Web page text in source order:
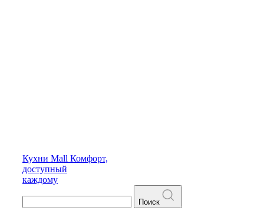
Кухни Mall Комфорт,
доступный
каждому
Поиск